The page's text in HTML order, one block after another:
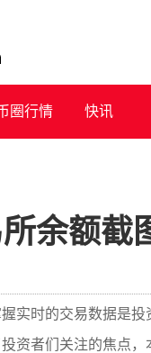
圈行情 快讯
余额截
实时的交易数据是
资者们关注的焦点